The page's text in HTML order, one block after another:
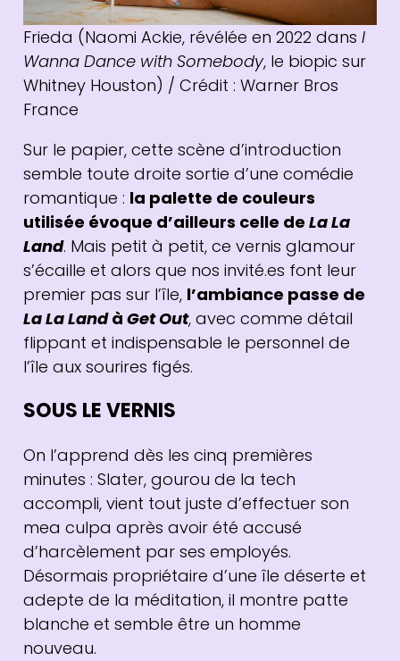
Frieda (Naomi Ackie, révélée en 2022 dans I
Wanna Dance with Somebody, le biopic sur
Whitney Houston) / Crédit : Warner Bros
France
Sur le papier, cette scène d’introduction
semble toute droite sortie d’une comédie
romantique : la palette de couleurs
utilisée évoque d’ailleurs celle de La La
Land. Mais petit à petit, ce vernis glamour
s’écaille et alors que nos invité.es font leur
premier pas sur l’île, l’ambiance passe de
La La Landà Get Out, avec comme détail
flippant et indispensable le personnel de
l’île aux sourires figés.
SOUS LE VERNIS
On l’apprend dès les cinq premières
minutes : Slater, gourou de la tech
accompli, vient tout juste d’effectuer son
mea culpa après avoir été accusé
d’harcèlement par ses employés.
Désormais propriétaire d’une île déserte et
adepte de la méditation, il montre patte
blanche et semble être un homme
nouveau.